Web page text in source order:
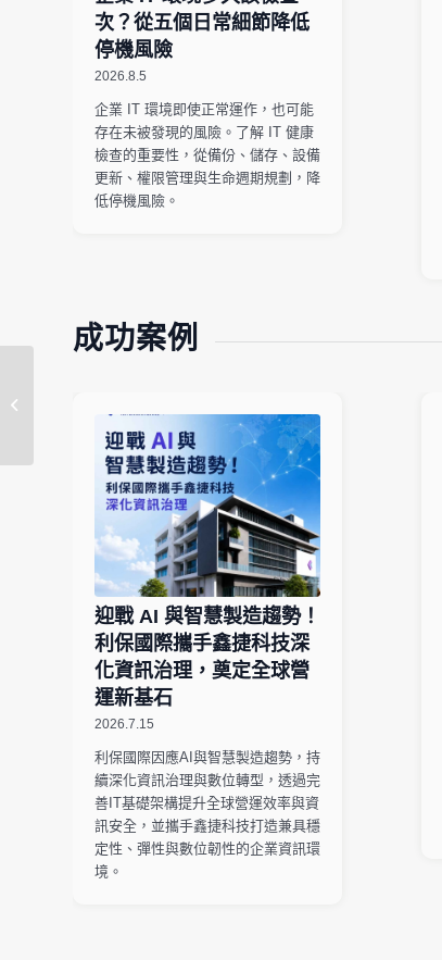
次？從五個日常細節降低
停機風險
2026.8.5
企業 IT 環境即使正常運作，也可能
存在未被發現的風險。了解 IT 健康
檢查的重要性，從備份、儲存、設備
更新、權限管理與生命週期規劃，降
低停機風險。
成功案例
迎戰 AI 與智慧製造趨勢！
利保國際攜手鑫捷科技深
化資訊治理，奠定全球營
運新基石
2026.7.15
利保國際因應AI與智慧製造趨勢，持
續深化資訊治理與數位轉型，透過完
善IT基礎架構提升全球營運效率與資
訊安全，並攜手鑫捷科技打造兼具穩
定性、彈性與數位韌性的企業資訊環
境。
展平台建置案